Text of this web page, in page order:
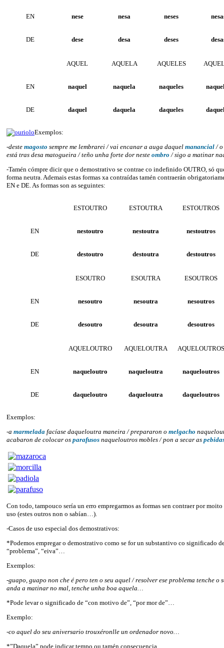
EN nese nesa neses
DE dese desa deses
AQUEL AQUELA AQUELES
EN naquel naquela naqueles
DE daquel daquela daqueles
Exemplos:
-deste magosto sempre me lembrarei / vai encanar a auga daquel manancial /
está tras desa matogueira / teño unha forte dor neste ombro / sigo a matinar
-Tamén cómpre dicir que o demostrativo se contrae co indefinido OUTRO, só
forma neutra. Ademais estas formas xa contraídas tamén contraerán
EN e DE. As formas son as seguintes:
ESTOUTRO ESTOUTRA ESTOUTROS
EN nestoutro nestoutra nestoutros
DE destoutro destoutra destoutros
ESOUTRO ESOUTRA ESOUTROS
EN nesoutro nesoutra nesoutros
DE desoutro desoutra desoutros
AQUELOUTRO AQUELOUTRA AQUELOUTROS
EN naqueloutro naqueloutra naqueloutros
DE daqueloutro daqueloutra daqueloutros
Exemplos:
-a marmelada facíase daqueloutra maneira / prepararon o melgacho
acabaron de colocar os parafusos naqueloutros mobles / pon a secar as
Con todo, tampouco sería un erro empregarmos as formas sen contraer por
uso (estes outros non o sabían…).
-Casos de uso especial dos demostrativos:
*Podemos empregar o demostrativo como se for un substantivo co significado
“problema”, “eiva”…
Exemplos:
-guapo, guapo non che é pero ten o seu aquel / resolver ese problema tenche o
anda a matinar no mal, tenche unha boa aquela…
*Pode levar o significado de “con motivo de”, “por mor de”…
Exemplo:
-co aquel do seu aniversario trouxéronlle un ordenador novo…
*”Daquela” pode indicar tempo ou tamén consecuencia.